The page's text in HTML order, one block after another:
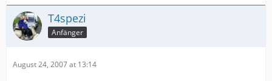
T4spezi
Anfänger
August 24, 2007 at 13:14